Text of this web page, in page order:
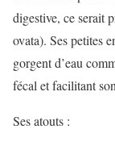
digestive, ce serait
ovata). Ses petites
gorgent d’eau
fécal et facilitant
Ses atouts :